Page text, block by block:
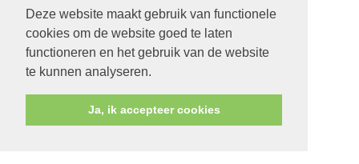
Deze website maakt gebruik van functionele
cookies om de website goed te laten
functioneren en het gebruik van de website
te kunnen analyseren.
Ja, ik accepteer cookies